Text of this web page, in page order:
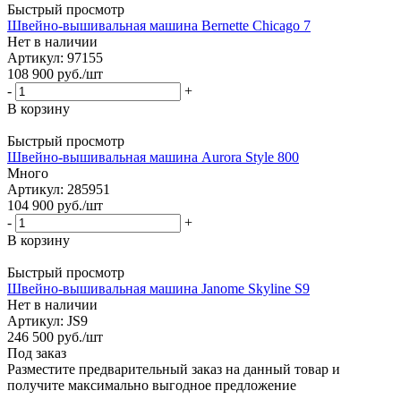
Быстрый просмотр
Швейно-вышивальная машина Bernette Chicago 7
Нет в наличии
Артикул: 97155
108 900 руб./шт
-
+
В корзину
Быстрый просмотр
Швейно-вышивальная машина Aurora Style 800
Много
Артикул: 285951
104 900 руб./шт
-
+
В корзину
Быстрый просмотр
Швейно-вышивальная машина Janome Skyline S9
Нет в наличии
Артикул: JS9
246 500 руб./шт
Под заказ
Разместите предварительный заказ на данный товар и
получите максимально выгодное предложение